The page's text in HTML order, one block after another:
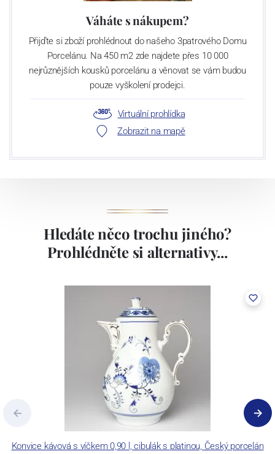
Váháte s nákupem?
Přijďte si zboží prohlédnout do našeho 3patrového Domu
Porcelánu. Na 450 m2 zde najdete přes 10 000
nejrůznějších kousků porcelánu a věnovat se vám budou
pouze vyškolení prodejci.
Virtuální prohlídka
Zobrazit na mapě
Hledáte něco trochu jiného?
Prohlédněte si alternativy...
Konvice kávová s víčkem 0,90 l, cibulák s platinou, Český porcelán